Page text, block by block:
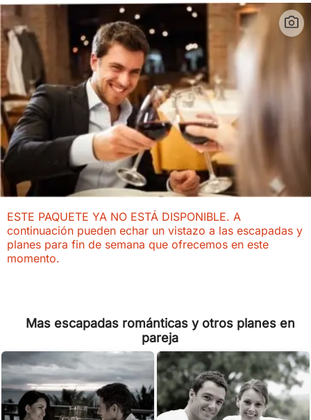
ESTE PAQUETE YA NO ESTÁ DISPONIBLE. A
continuación pueden echar un vistazo a las escapadas y
planes para fin de semana que ofrecemos en este
momento.
Mas escapadas románticas y otros planes en
pareja